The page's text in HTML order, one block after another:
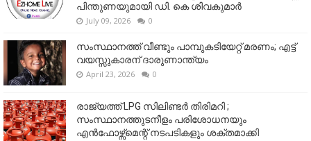
പിന്തുണയുമായി ഡി. കെ ശിവകുമാർ
July 09, 2026 0
സംസ്ഥാനത്ത് വീണ്ടും പാമ്പുകടിയേറ്റ് മരണം; എട്ട്
വയസ്സുകാരന് ദാരുണാന്ത്യം
April 23, 2026 0
രാജ്യത്ത് LPG സിലിണ്ടർ തിരിമറി ;
സംസ്ഥാനത്തുടനീളം പരിശോധനയും
എൻഫോഴ്സ്മെന്റ് നടപടികളും ശക്തമാക്കി